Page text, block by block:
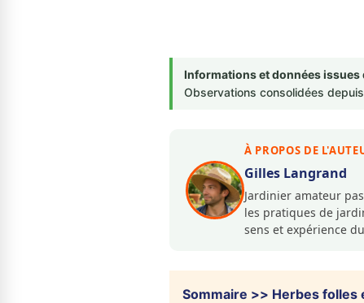
Informations et données
Observations consolidées
À PROPOS DE
Gilles Langrand
Jardinier amateur
les pratiques de
sens et expérience
Sommaire >> Herbes